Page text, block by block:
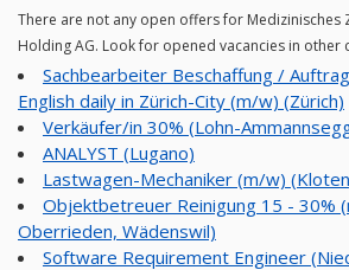
There are not any open offers for Medizinisches
Holding AG. Look for opened vacancies in other
Sachbearbeiter Beschaffung /
English daily in Zürich-City (m/w) (Zürich)
Verkäufer/in 30% (Lohn-
ANALYST (Lugano)
Lastwagen-Mechaniker (m/w)
Objektbetreuer Reinigung 15 - 30%
Oberrieden, Wädenswil)
Software Requirement Engineer